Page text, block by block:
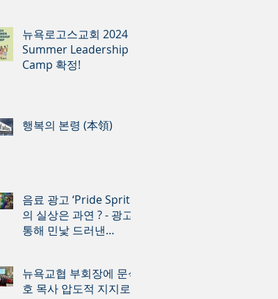
뉴욕로고스교회 2024
Summer Leadership
Camp 확정!
행복의 본령 (本領)
음료 광고 ‘Pride Sprite’
의 실상은 과연 ? - 광고
통해 민낯 드러낸
뉴욕교협 부회장에 문석
호 목사 압도적 지지로